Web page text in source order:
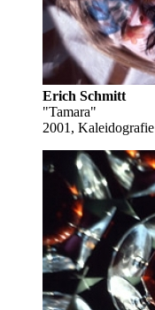
Erich Schmitt
"Tamara"
2001, Kaleidografie